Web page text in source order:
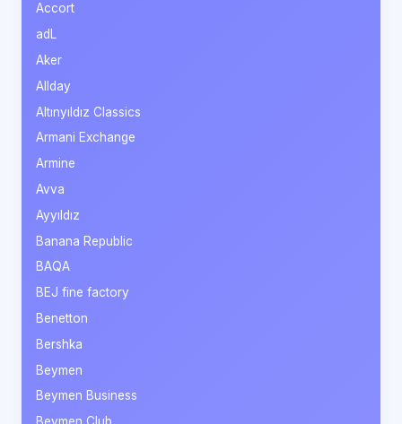
Accort
adL
Aker
Allday
Altınyıldız Classics
Armani Exchange
Armine
Avva
Ayyıldız
Banana Republic
BAQA
BEJ fine factory
Benetton
Bershka
Beymen
Beymen Business